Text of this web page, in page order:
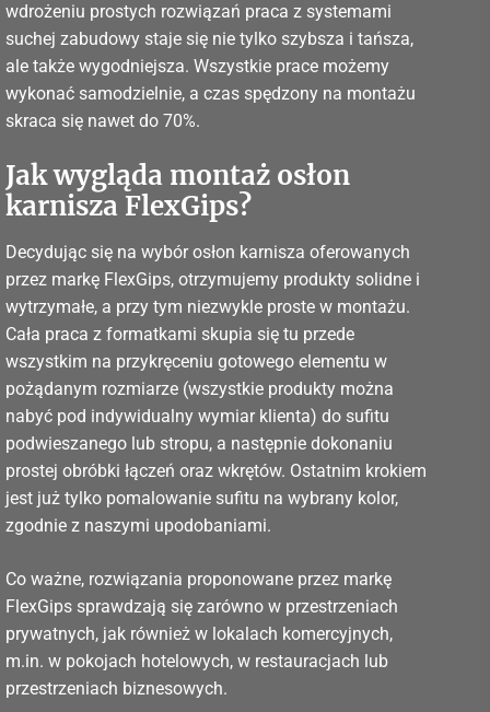
wdrożeniu prostych rozwiązań praca z systemami
suchej zabudowy staje się nie tylko szybsza i tańsza,
ale także wygodniejsza. Wszystkie prace możemy
wykonać samodzielnie, a czas spędzony na montażu
skraca się nawet do 70%.
Jak wygląda montaż osłon
karnisza FlexGips?
Decydując się na wybór osłon karnisza oferowanych
przez markę FlexGips, otrzymujemy produkty solidne i
wytrzymałe, a przy tym niezwykle proste w montażu.
Cała praca z formatkami skupia się tu przede
wszystkim na przykręceniu gotowego elementu w
pożądanym rozmiarze (wszystkie produkty można
nabyć pod indywidualny wymiar klienta) do sufitu
podwieszanego lub stropu, a następnie dokonaniu
prostej obróbki łączeń oraz wkrętów. Ostatnim krokiem
jest już tylko pomalowanie sufitu na wybrany kolor,
zgodnie z naszymi upodobaniami.
Co ważne, rozwiązania proponowane przez markę
FlexGips sprawdzają się zarówno w przestrzeniach
prywatnych, jak również w lokalach komercyjnych,
m.in. w pokojach hotelowych, w restauracjach lub
przestrzeniach biznesowych.